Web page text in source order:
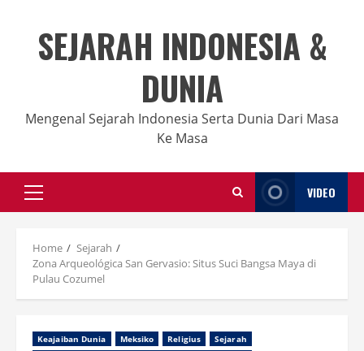
contentSEJARAH INDONESIA &
DUNIA
Mengenal Sejarah Indonesia Serta Dunia Dari Masa
Ke Masa
Primary
Menu
VIDEO
Home
Sejarah
Zona Arqueológica San Gervasio: Situs Suci Bangsa Maya di
Pulau Cozumel
Keajaiban Dunia Meksiko Religius
Sejarah